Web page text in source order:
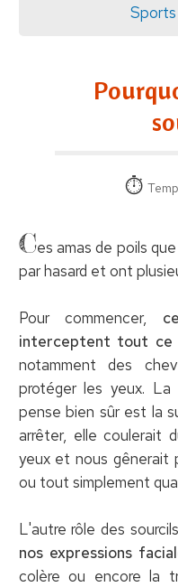
Ces amas de poils
par hasard et ont
Pour commencer,
interceptent tout ce
notamment des
protéger les yeux. La
pense bien sûr est la
arrêter, elle coulerait
yeux et nous gênerait
ou tout simplement
L'autre rôle des
nos expressions
colère ou encore la